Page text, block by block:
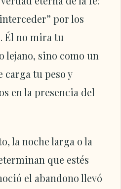
por los
Él no mira tu
lejano, sino como un
carga tu peso y
en la presencia del
la noche larga o la
que estés
el abandono llevó